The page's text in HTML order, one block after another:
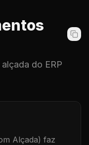
do ERP
Alçada) faz